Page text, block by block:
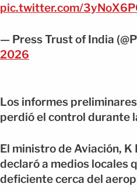
pic.twitter.com/
— Press Trust of India
2026
Los informes
perdió el control durante
El ministro de Aviación, K
declaró a medios locales
deficiente cerca del